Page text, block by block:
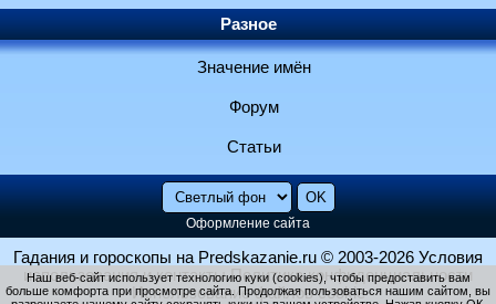
Разное
Значение имён
Форум
Статьи
Оформление сайта
Гадания и гороскопы на Predskazanie.ru © 2003-2026 Условия
использования и контакты Политика конфиденциальности
Использование файлов cookie
Наш веб-сайт использует технологию куки (cookies), чтобы предоставить вам
больше комфорта при просмотре сайта. Продолжая пользоваться нашим сайтом, вы